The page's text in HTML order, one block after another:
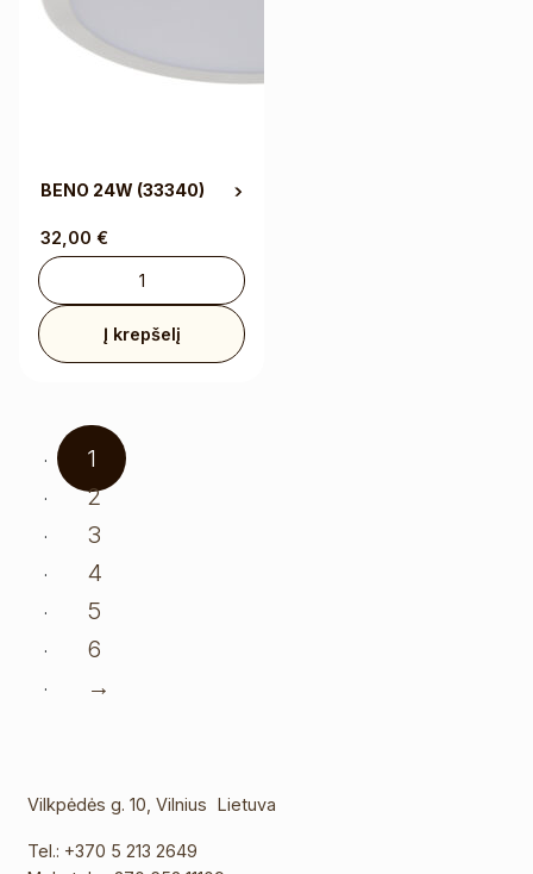
BENO 24W (33340)
32,00 €
Į krepšelį
1
2
3
4
5
6
→
Vilkpėdės g. 10, Vilnius Lietuva
Tel.: +370 5 213 2649